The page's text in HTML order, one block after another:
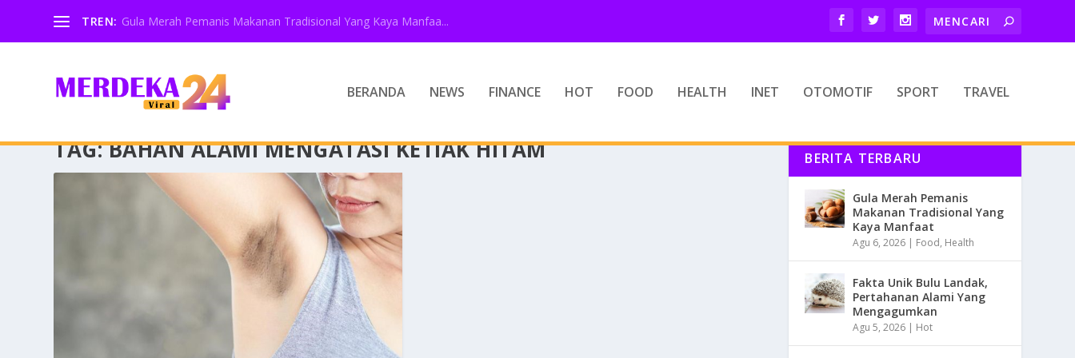
TREN: Gula Merah Pemanis Makanan Tradisional Yang Kaya Manfaa...
BERANDA NEWS FINANCE HOT FOOD HEALTH INET OTOMOTIF SPORT TRAVEL
TAG:BAHAN ALAMI MENGATASI KETIAK HITAM BERITA TERBARU
Gula Merah Pemanis
Makanan Tradisional Yang
Kaya Manfaat
Agu 6, 2026 | Food, Health
Fakta Unik Bulu Landak,
Pertahanan Alami Yang
Mengagumkan
Agu 5, 2026 | Hot